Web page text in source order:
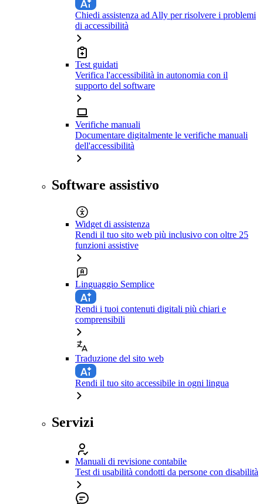
Chiedi assistenza ad Ally per risolvere i problemi
di accessibilità
Test guidati
Verifica l'accessibilità in autonomia con il
supporto del software
Verifiche manuali
Documentare digitalmente le verifiche manuali
dell'accessibilità
Software assistivo
Widget di assistenza
Rendi il tuo sito web più inclusivo con oltre 25
funzioni assistive
Linguaggio Semplice
Rendi i tuoi contenuti digitali più chiari e
comprensibili
Traduzione del sito web
Rendi il tuo sito accessibile in ogni lingua
Servizi
Manuali di revisione contabile
Test di usabilità condotti da persone con disabilità